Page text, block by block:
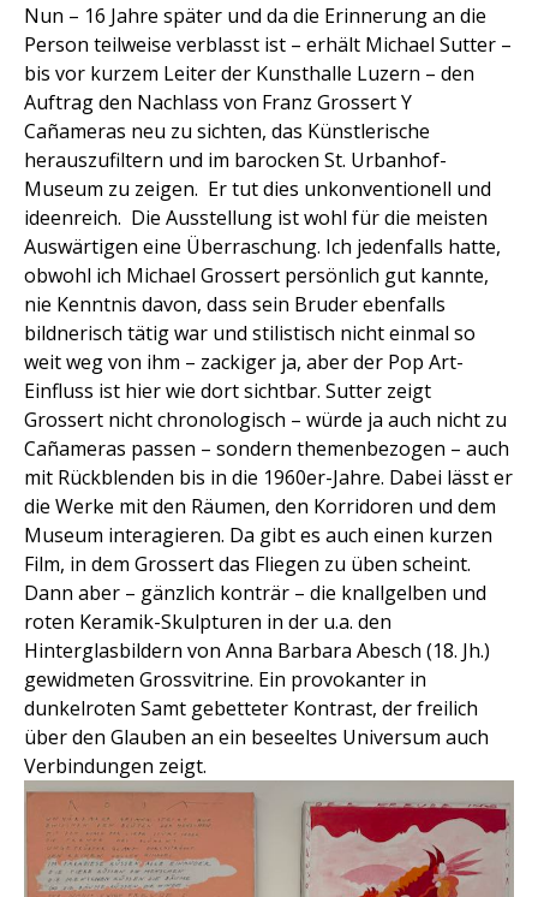
Nun – 16 Jahre später und da die Erinnerung an die
Person teilweise verblasst ist – erhält Michael Sutter –
bis vor kurzem Leiter der Kunsthalle Luzern – den
Auftrag den Nachlass von Franz Grossert Y
Cañameras neu zu sichten, das Künstlerische
herauszufiltern und im barocken St. Urbanhof-
Museum zu zeigen. Er tut dies unkonventionell und
ideenreich. Die Ausstellung ist wohl für die meisten
Auswärtigen eine Überraschung. Ich jedenfalls hatte,
obwohl ich Michael Grossert persönlich gut kannte,
nie Kenntnis davon, dass sein Bruder ebenfalls
bildnerisch tätig war und stilistisch nicht einmal so
weit weg von ihm – zackiger ja, aber der Pop Art-
Einfluss ist hier wie dort sichtbar. Sutter zeigt
Grossert nicht chronologisch – würde ja auch nicht zu
Cañameras passen – sondern themenbezogen – auch
mit Rückblenden bis in die 1960er-Jahre. Dabei lässt er
die Werke mit den Räumen, den Korridoren und dem
Museum interagieren. Da gibt es auch einen kurzen
Film, in dem Grossert das Fliegen zu üben scheint.
Dann aber – gänzlich konträr – die knallgelben und
roten Keramik-Skulpturen in der u.a. den
Hinterglasbildern von Anna Barbara Abesch (18. Jh.)
gewidmeten Grossvitrine. Ein provokanter in
dunkelroten Samt gebetteter Kontrast, der freilich
über den Glauben an ein beseeltes Universum auch
Verbindungen zeigt.